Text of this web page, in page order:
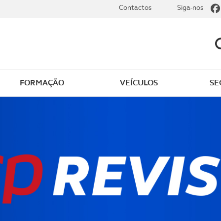
FORMAÇÃO
seus
VEÍCULOS
Contactos Siga-nos